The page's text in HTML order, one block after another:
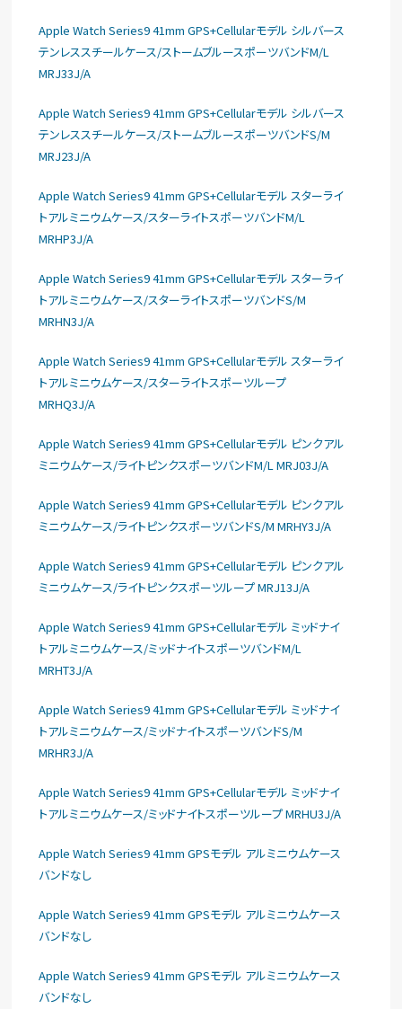
Apple Watch Series9 41mm GPS+Cellularモデル シルバース
テンレススチールケース/ストームブルースポーツバンドM/L
MRJ33J/A
Apple Watch Series9 41mm GPS+Cellularモデル シルバース
テンレススチールケース/ストームブルースポーツバンドS/M
MRJ23J/A
Apple Watch Series9 41mm GPS+Cellularモデル スターライ
トアルミニウムケース/スターライトスポーツバンドM/L
MRHP3J/A
Apple Watch Series9 41mm GPS+Cellularモデル スターライ
トアルミニウムケース/スターライトスポーツバンドS/M
MRHN3J/A
Apple Watch Series9 41mm GPS+Cellularモデル スターライ
トアルミニウムケース/スターライトスポーツループ
MRHQ3J/A
Apple Watch Series9 41mm GPS+Cellularモデル ピンクアル
ミニウムケース/ライトピンクスポーツバンドM/L MRJ03J/A
Apple Watch Series9 41mm GPS+Cellularモデル ピンクアル
ミニウムケース/ライトピンクスポーツバンドS/M MRHY3J/A
Apple Watch Series9 41mm GPS+Cellularモデル ピンクアル
ミニウムケース/ライトピンクスポーツループ MRJ13J/A
Apple Watch Series9 41mm GPS+Cellularモデル ミッドナイ
トアルミニウムケース/ミッドナイトスポーツバンドM/L
MRHT3J/A
Apple Watch Series9 41mm GPS+Cellularモデル ミッドナイ
トアルミニウムケース/ミッドナイトスポーツバンドS/M
MRHR3J/A
Apple Watch Series9 41mm GPS+Cellularモデル ミッドナイ
トアルミニウムケース/ミッドナイトスポーツループ MRHU3J/A
Apple Watch Series9 41mm GPSモデル アルミニウムケース
バンドなし
Apple Watch Series9 41mm GPSモデル アルミニウムケース
バンドなし
Apple Watch Series9 41mm GPSモデル アルミニウムケース
バンドなし